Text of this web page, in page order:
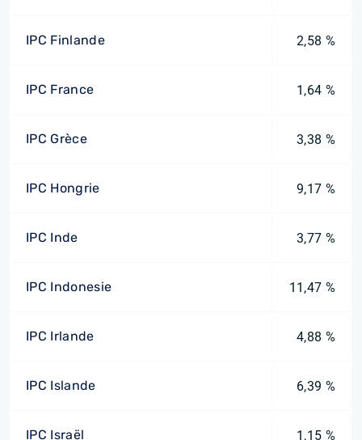
IPC Finlande 2,58 %
IPC France 1,64 %
IPC Grèce 3,38 %
IPC Hongrie 9,17 %
IPC Inde 3,77 %
IPC Indonesie 11,47 %
IPC Irlande 4,88 %
IPC Islande 6,39 %
IPC Israël 1,15 %